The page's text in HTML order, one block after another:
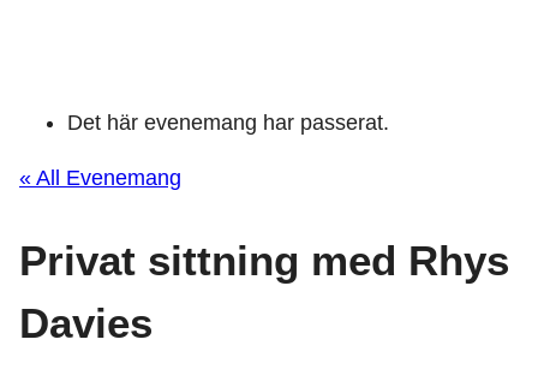
Det här evenemang har passerat.
« All Evenemang
Privat sittning med Rhys
Davies